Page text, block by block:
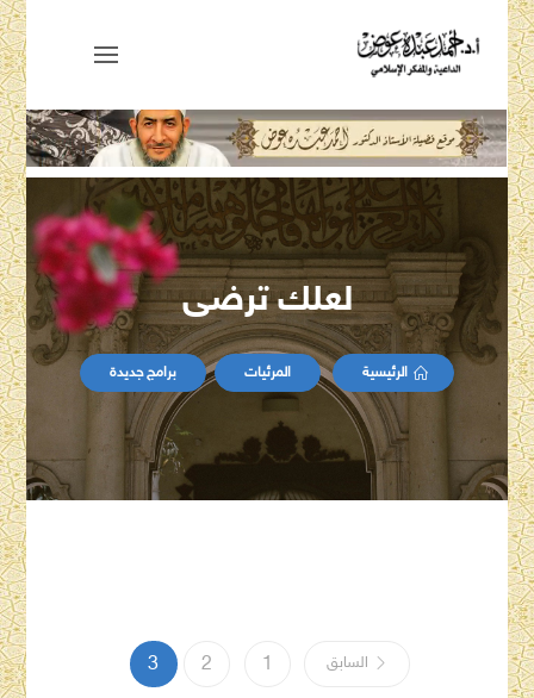
لعلك ترضى
الرئيسية المرئيات برامج جديدة
السابق 1
2
3